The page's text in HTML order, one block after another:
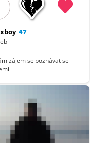
47
zájem se poznávat se